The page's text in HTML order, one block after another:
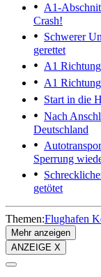
A1-
Crash!
Schwerer
gerettet
A1
A1
Start in die
Nach
Deutschland
Sperrung
getötet
Themen:Flughafen
Mehr anzeigen
ANZEIGE X